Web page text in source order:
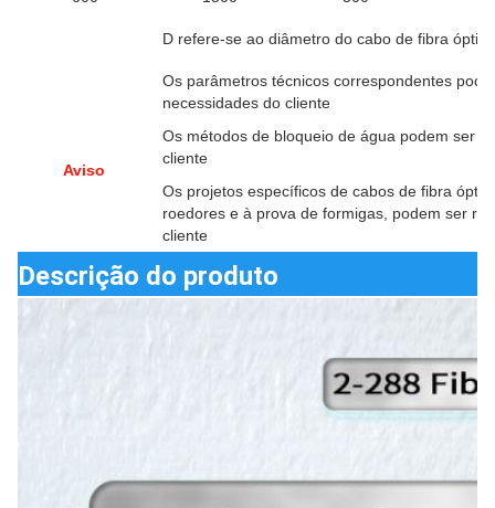
Aviso
D refere-se ao diâmetro do cabo de fibra óptica
Os parâmetros técnicos correspondentes
necessidades do cliente
Os métodos de bloqueio de água podem ser
cliente
Os projetos específicos de cabos de fibra
roedores e à prova de formigas, podem ser
cliente
Descrição do produto